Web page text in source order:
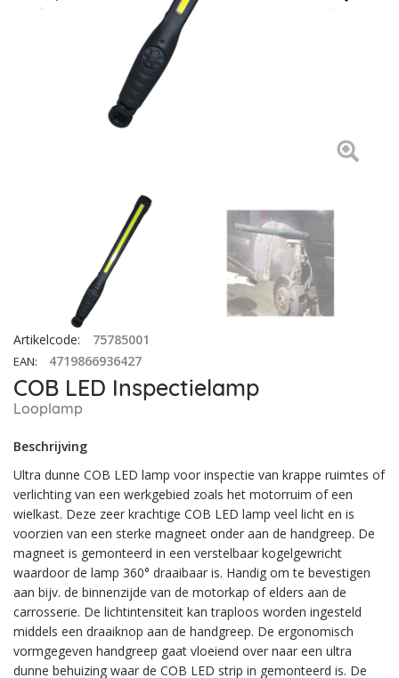
Artikelcode: 75785001
EAN: 4719866936427
COB LED Inspectielamp
Looplamp
Beschrijving
Ultra dunne COB LED lamp voor inspectie van krappe ruimtes of
verlichting van een werkgebied zoals het motorruim of een
wielkast. Deze zeer krachtige COB LED lamp veel licht en is
voorzien van een sterke magneet onder aan de handgreep. De
magneet is gemonteerd in een verstelbaar kogelgewricht
waardoor de lamp 360° draaibaar is. Handig om te bevestigen
aan bijv. de binnenzijde van de motorkap of elders aan de
carrosserie. De lichtintensiteit kan traploos worden ingesteld
middels een draaiknop aan de handgreep. De ergonomisch
vormgegeven handgreep gaat vloeiend over naar een ultra
dunne behuizing waar de COB LED strip in gemonteerd is. De